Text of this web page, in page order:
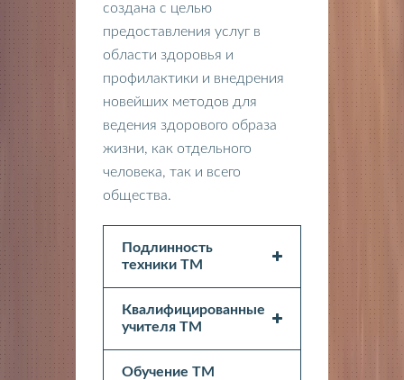
создана с целью
предоставления услуг в
области здоровья и
профилактики и внедрения
новейших методов для
ведения здорового образа
жизни, как отдельного
человека, так и всего
общества.
Подлинность
техники ТМ
Квалифицированные
учителя ТМ
Обучение ТМ